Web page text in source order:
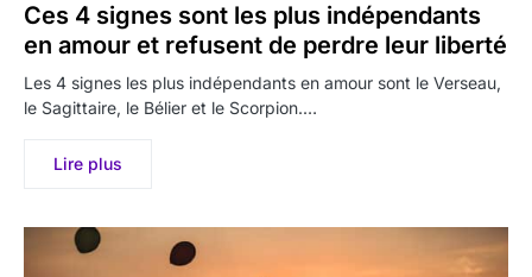
Ces 4 signes sont les plus indépendants
en amour et refusent de perdre leur liberté
Les 4 signes les plus indépendants en amour sont le Verseau,
le Sagittaire, le Bélier et le Scorpion.…
Lire plus